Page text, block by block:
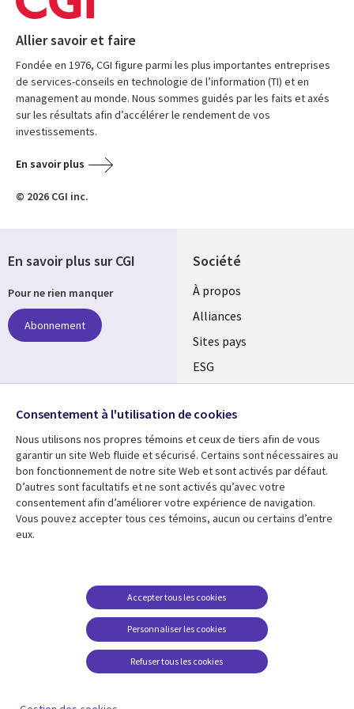
Allier savoir et faire
Fondée en 1976, CGI figure parmi les plus importantes entreprises
de services-conseils en technologie de l’information (TI) et en
management au monde. Nous sommes guidés par les faits et axés
sur les résultats afin d’accélérer le rendement de vos
investissements.
En savoir plus
© 2026 CGI inc.
Société
À propos
Alliances
Sites pays
ESG
Fusions
Salle de presse
Ressources
Articles
Études de cas
Baladodiffusions
Support
Restrictions et
conditions juridiques
Carrières FAQ
Centre de gestion des
En savoir plus sur CGI
Pour ne rien manquer
Abonnement
Suivez-nous
Social
Media
Global
FR
Consentement à l'utilisation de cookies
Nous utilisons nos propres témoins et ceux de tiers afin de vous
garantir un site Web fluide et sécurisé. Certains sont nécessaires au
bon fonctionnement de notre site Web et sont activés par défaut.
D’autres sont facultatifs et ne sont activés qu’avec votre
consentement afin d’améliorer votre expérience de navigation.
Vous pouvez accepter tous ces témoins, aucun ou certains d’entre
eux.
Personnaliser les cookies
Accepter tous les cookies
Refuser tous les cookies